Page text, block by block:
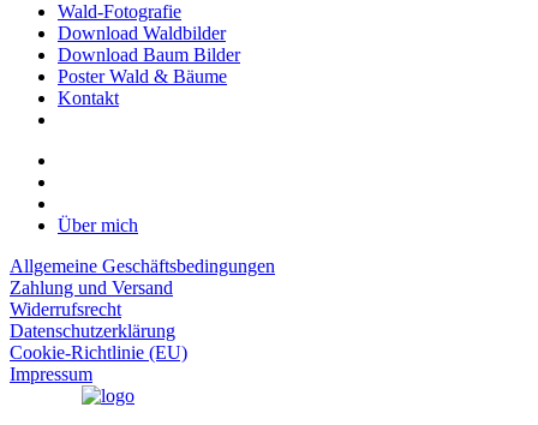
Wald-Fotografie
Download Waldbilder
Download Baum Bilder
Poster Wald & Bäume
Kontakt
Über mich
Allgemeine Geschäftsbedingungen
Zahlung und Versand
Widerrufsrecht
Datenschutzerklärung
Cookie-Richtlinie (EU)
Impressum